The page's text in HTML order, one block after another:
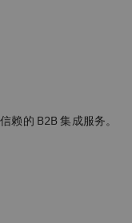
赖的 B2B 集成服务。